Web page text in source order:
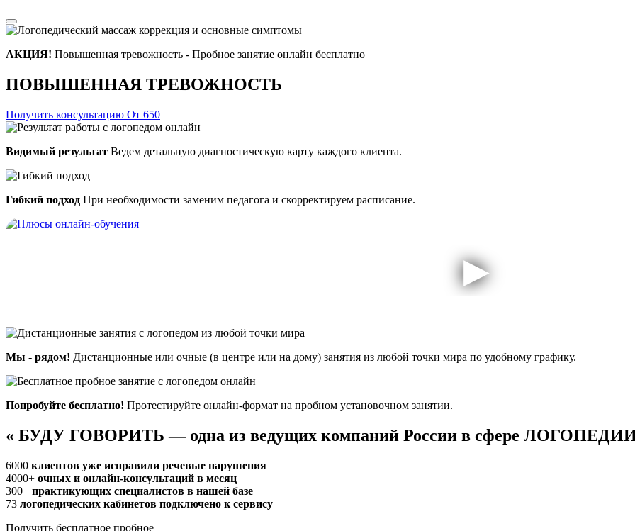
АКЦИЯ! Повышенная тревожность - Пробное занятие онлайн бесплатно
ПОВЫШЕННАЯ ТРЕВОЖНОСТЬ
Получить консультацию От 650
Видимый результат Ведем детальную диагностическую карту каждого клиента.
Гибкий подход При необходимости заменим педагога и скорректируем расписание.
Мы - рядом! Дистанционные или очные (в центре или на дому) занятия из любой точки мира по удобному графику.
Попробуйте бесплатно! Протестируйте онлайн-формат на пробном установочном занятии.
« БУДУ ГОВОРИТЬ — одна из ведущих компаний России в сфере
6000 клиентов уже исправили речевые нарушения
4000+ очных и онлайн-консультаций в месяц
300+ практикующих специалистов в нашей базе
73 логопедических кабинетов подключено к сервису
Получить бесплатное пробное